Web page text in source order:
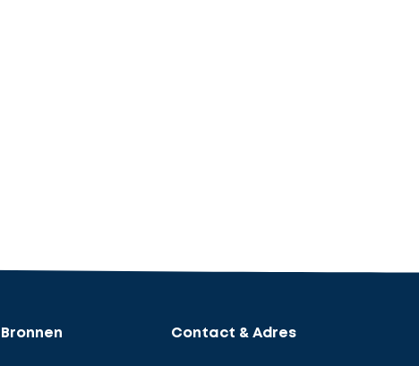
Bronnen Contact & Adres